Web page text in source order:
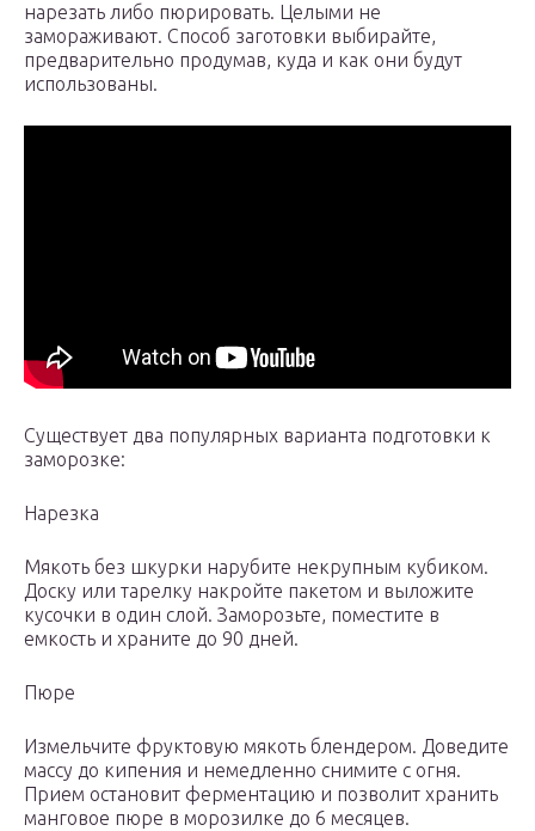
нарезать либо пюрировать. Целыми не
замораживают. Способ заготовки выбирайте,
предварительно продумав, куда и как они будут
использованы.
Существует два популярных варианта подготовки к
заморозке:
Нарезка
Мякоть без шкурки нарубите некрупным кубиком.
Доску или тарелку накройте пакетом и выложите
кусочки в один слой. Заморозьте, поместите в
емкость и храните до 90 дней.
Пюре
Измельчите фруктовую мякоть блендером. Доведите
массу до кипения и немедленно снимите с огня.
Прием остановит ферментацию и позволит хранить
манговое пюре в морозилке до 6 месяцев.